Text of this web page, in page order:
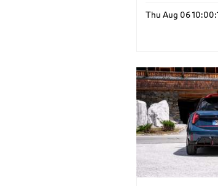
Thu Aug 06